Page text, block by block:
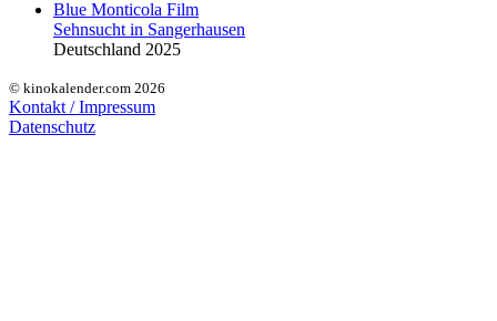
Blue Monticola Film
Sehnsucht in Sangerhausen
Deutschland 2025
© kinokalender.com 2026
Kontakt / Impressum
Datenschutz